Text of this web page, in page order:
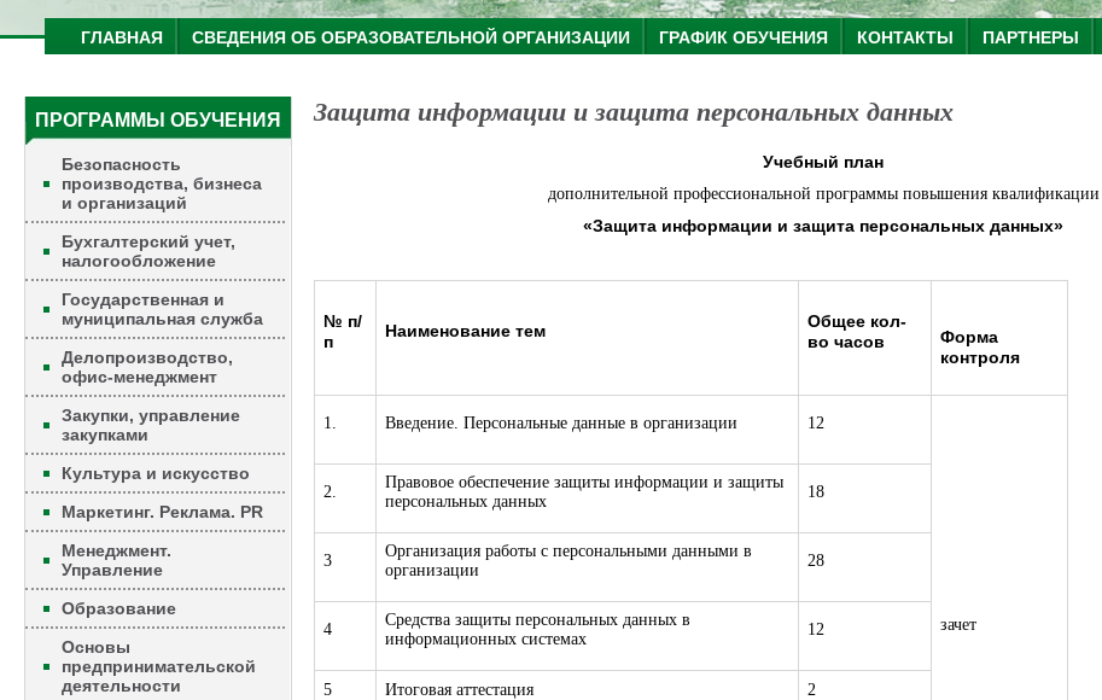
ГЛАВНАЯ СВЕДЕНИЯ ОБ ОБРАЗОВАТЕЛЬНОЙ ОРГАНИЗАЦИИ ГРАФИК ОБУЧЕНИЯ КОНТАКТЫ ПАРТНЕРЫ
ПРОГРАММЫ ОБУЧЕНИЯ
Безопасность
производства, бизнеса
и организаций
Бухгалтерский учет,
налогообложение
Государственная и
муниципальная служба
Делопроизводство,
офис-менеджмент
Закупки, управление
закупками
Культура и искусство
Маркетинг. Реклама. PR
Менеджмент.
Управление
Образование
Основы
предпринимательской
деятельности
Защита информации и защита персональных данных
Учебный план
дополнительной профессиональной программы повышения квалификации
«Защита информации и защита персональных данных»
№ п/
п
Наименование тем
Общее кол-
во часов
Форма
контроля
1. Введение. Персональные данные в организации 12
зачет
2.
Правовое обеспечение защиты информации и защиты
персональных данных
18
3
Организация работы с персональными данными в
организации
28
4
Средства защиты персональных данных в
информационных системах
12
5 Итоговая аттестация 2